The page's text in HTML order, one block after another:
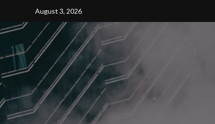
content
August 3, 2026